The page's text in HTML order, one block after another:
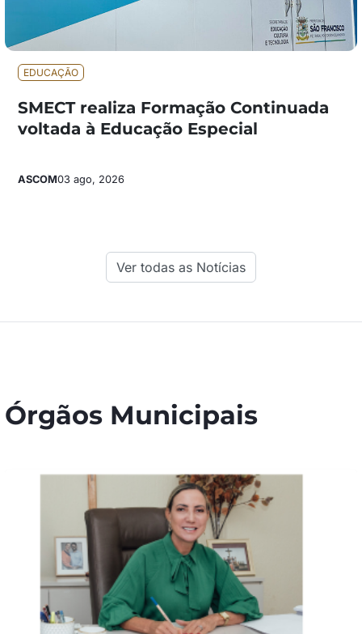
EDUCAÇÃO
SMECT realiza Formação Continuada
voltada à Educação Especial
ASCOM03 ago, 2026
Ver todas as Notícias
Órgãos Municipais